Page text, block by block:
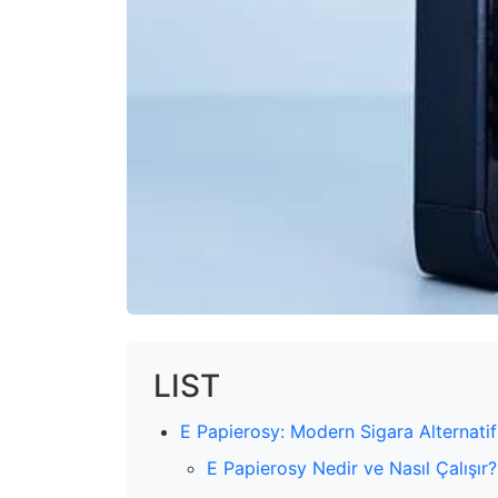
LIST
E Papierosy: Modern Sigara
E Papierosy Nedir ve Nasıl Çalışır?